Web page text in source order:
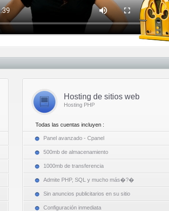
Hosting de sitios web
Hosting PHP
Todas las cuentas incluyen :
Panel avanzado - Cpanel
500mb de almacenamiento
1000mb de transferencia
Admite PHP, SQL y mucho más�?�
Sin anuncios publicitarios en su sitio
Configuración inmediata